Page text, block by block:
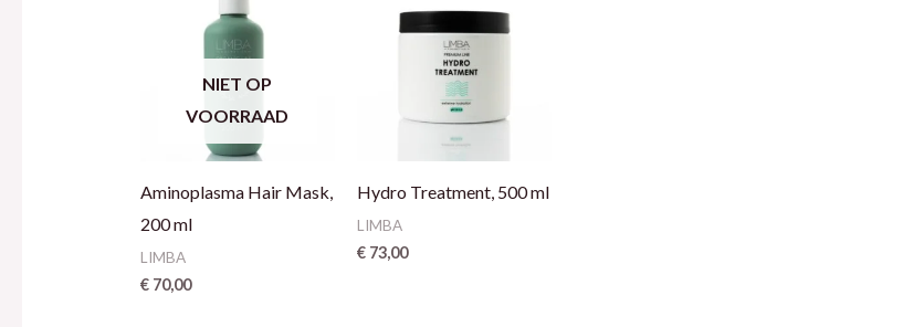
NIET OP
VOORRAAD
Aminoplasma Hair Mask,
200 ml
LIMBA
€70,00
Hydro Treatment, 500 ml
LIMBA
€73,00